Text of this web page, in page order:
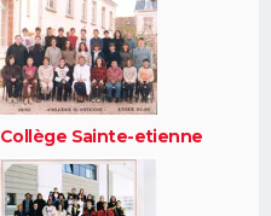
Collège Sainte-etienne